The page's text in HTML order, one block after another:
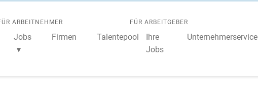
ARBEITNEHMER
Jobs Firmen Talentepool
FÜR ARBEITGEBER
Ihre
Jobs
Unternehmerservice